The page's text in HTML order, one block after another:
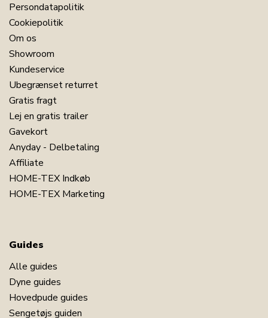
Persondatapolitik
Cookiepolitik
Om os
Showroom
Kundeservice
Ubegrænset returret
Gratis fragt
Lej en gratis trailer
Gavekort
Anyday - Delbetaling
Affiliate
HOME-TEX Indkøb
HOME-TEX Marketing
Guides
Alle guides
Dyne guides
Hovedpude guides
Sengetøjs guiden